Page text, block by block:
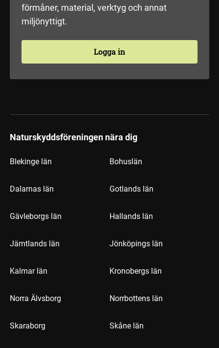
förmåner, material, verktyg och annat
miljönyttigt.
Logga in
Naturskyddsföreningen nära dig
Blekinge län Bohuslän
Dalarnas län Gotlands län
Gävleborgs län Hallands län
Jämtlands län Jönköpings län
Kalmar län Kronobergs län
Norra Älvsborg Norrbottens län
Skaraborg Skåne län